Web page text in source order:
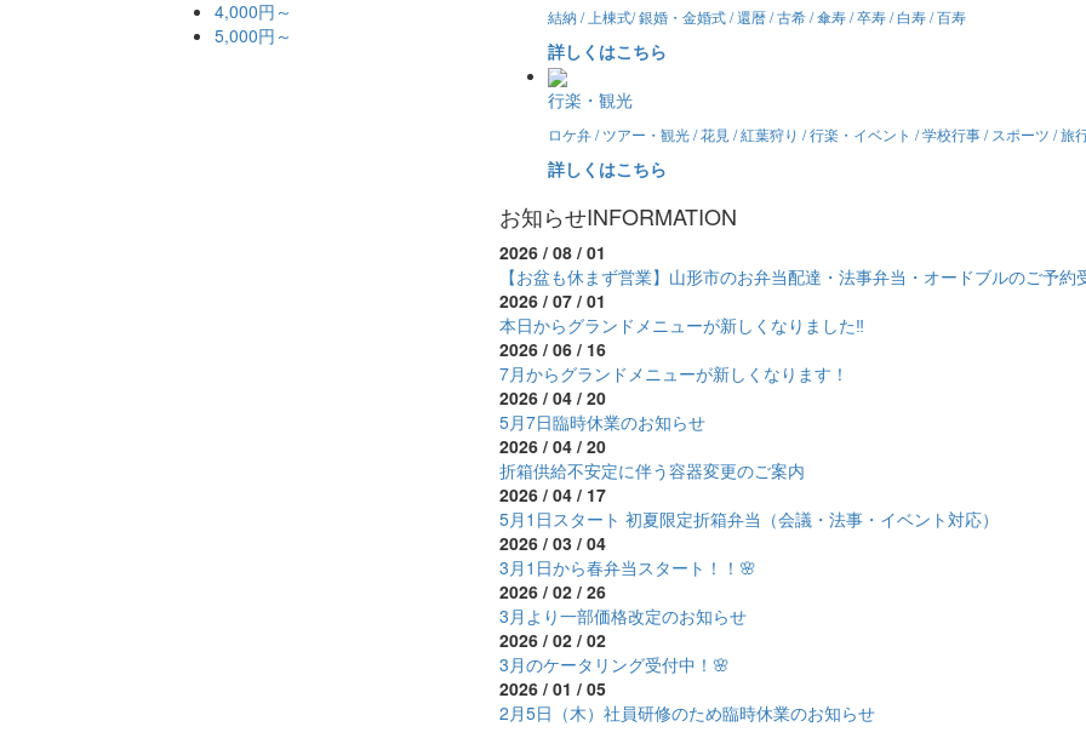
結納 / 上棟式/ 銀婚・金婚式 / 還暦 / 古希 / 傘寿 / 卒寿 / 白寿 / 百寿
詳しくはこちら
行楽・観光
ロケ弁 / ツアー・観光 / 花見 / 紅葉狩り / 行楽・イベント / 学校行事 / スポーツ / 旅
詳しくはこちら
お知らせINFORMATION
2026 / 08 / 01
【お盆も休まず営業】山形市のお弁当配達・法事弁当・オードブルのご予約
2026 / 07 / 01
本日からグランドメニューが新しくなりました‼
2026 / 06 / 16
7月からグランドメニューが新しくなります！
2026 / 04 / 20
5月7日臨時休業のお知らせ
2026 / 04 / 20
折箱供給不安定に伴う容器変更のご案内
2026 / 04 / 17
5月1日スタート 初夏限定折箱弁当（会議・法事・イベント対応）
2026 / 03 / 04
3月1日から春弁当スタート！！🌸
2026 / 02 / 26
3月より一部価格改定のお知らせ
2026 / 02 / 02
3月のケータリング受付中！🌸
2026 / 01 / 05
2月5日（木）社員研修のため臨時休業のお知らせ
4,000円～
5,000円～